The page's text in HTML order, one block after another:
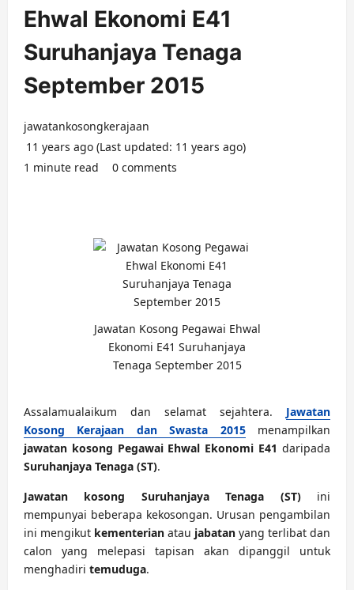
Ehwal Ekonomi E41
Suruhanjaya Tenaga
September 2015
jawatankosongkerajaan
11 years ago (Last updated: 11 years ago)
1 minute read
0 comments
Jawatan Kosong Pegawai Ehwal
Ekonomi E41 Suruhanjaya
Tenaga September 2015
Assalamualaikum dan selamat sejahtera. Jawatan
Kosong Kerajaan dan Swasta 2015menampilkan
jawatan kosong Pegawai Ehwal Ekonomi E41 daripada
Suruhanjaya Tenaga (ST).
Jawatan kosong Suruhanjaya Tenaga (ST)ini
mempunyai beberapa kekosongan. Urusan pengambilan
ini mengikut kementerian atau jabatan yang terlibat dan
calon yang melepasi tapisan akan dipanggil untuk
menghadiri temuduga.